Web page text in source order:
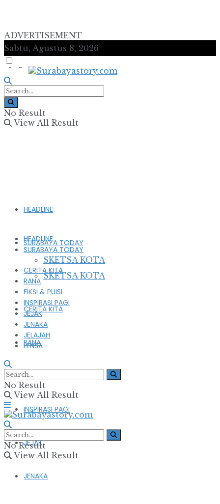
ADVERTISEMENT
Sabtu, Agustus 8, 2026
No Result
View All Result
HEADLINE
SURABAYA TODAY
SKETSA KOTA
CERITA KITA
RANA
FIKSI & PUISI
INSPIRASI PAGI
JEJAK
JENAKA
HEADLINE
SURABAYA TODAY
SKETSA KOTA
CERITA KITA
RANA
FIKSI & PUISI
INSPIRASI PAGI
JEJAK
JENAKA
JELAJAH
LENSA
No Result
View All Result
No Result
View All Result